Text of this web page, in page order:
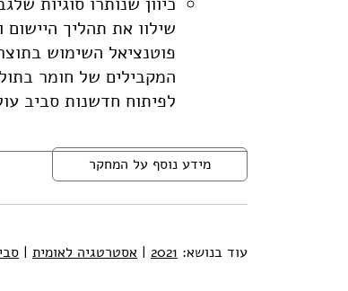
שילוו את תהליך היישום
פוטנציאל השימוש
המקבילים של חומר
לפיתוח חדשנות סביב
מידע נוסף על המחקר
עוד בנושא: 2021
| אסטרטגיה לאומית |